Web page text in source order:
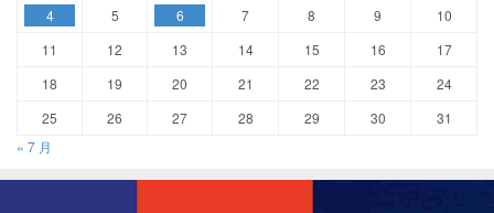
4
5 6 7 8 9
10
11
12 13 14 15 16
17
18
19 20 21 22 23
24
25
26 27 28 29 30
31
« 7 月